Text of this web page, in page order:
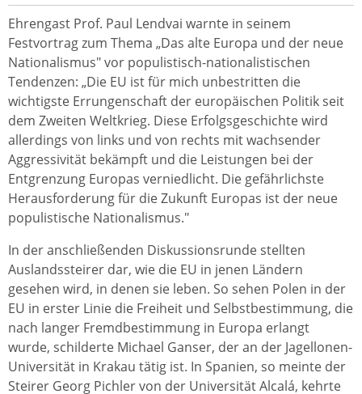
Ehrengast Prof. Paul Lendvai warnte in seinem
Festvortrag zum Thema „Das alte Europa und der neue
Nationalismus" vor populistisch-nationalistischen
Tendenzen: „Die EU ist für mich unbestritten die
wichtigste Errungenschaft der europäischen Politik seit
dem Zweiten Weltkrieg. Diese Erfolgsgeschichte wird
allerdings von links und von rechts mit wachsender
Aggressivität bekämpft und die Leistungen bei der
Entgrenzung Europas verniedlicht. Die gefährlichste
Herausforderung für die Zukunft Europas ist der neue
populistische Nationalismus."
In der anschließenden Diskussionsrunde stellten
Auslandssteirer dar, wie die EU in jenen Ländern
gesehen wird, in denen sie leben. So sehen Polen in der
EU in erster Linie die Freiheit und Selbstbestimmung, die
nach langer Fremdbestimmung in Europa erlangt
wurde, schilderte Michael Ganser, der an der Jagellonen-
Universität in Krakau tätig ist. In Spanien, so meinte der
Steirer Georg Pichler von der Universität Alcalá, kehrte